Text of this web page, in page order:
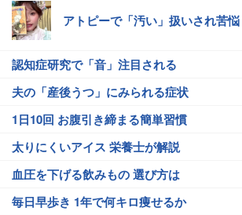
アトピーで「汚い」扱いされ苦悩
認知症研究で「音」注目される
夫の「産後うつ」にみられる症状
1日10回 お腹引き締まる簡単習慣
太りにくいアイス 栄養士が解説
血圧を下げる飲みもの 選び方は
毎日早歩き 1年で何キロ痩せるか